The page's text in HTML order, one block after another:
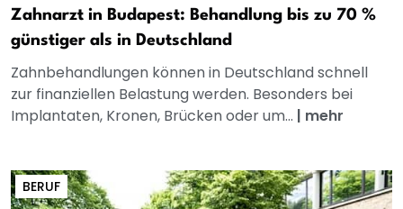
Zahnarzt in Budapest: Behandlung bis zu 70 %
günstiger als in Deutschland
Zahnbehandlungen können in Deutschland schnell
zur finanziellen Belastung werden. Besonders bei
Implantaten, Kronen, Brücken oder um... | mehr
BERUF